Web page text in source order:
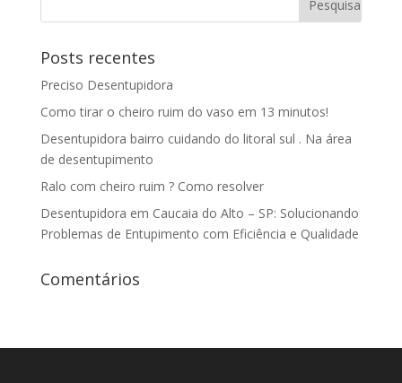
Posts recentes
Preciso Desentupidora
Como tirar o cheiro ruim do vaso em 13 minutos!
Desentupidora bairro cuidando do litoral sul . Na área
de desentupimento
Ralo com cheiro ruim ? Como resolver
Desentupidora em Caucaia do Alto – SP: Solucionando
Problemas de Entupimento com Eficiência e Qualidade
Comentários